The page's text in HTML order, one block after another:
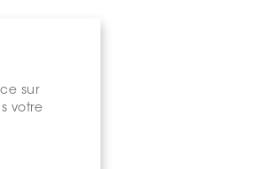
sur
votre